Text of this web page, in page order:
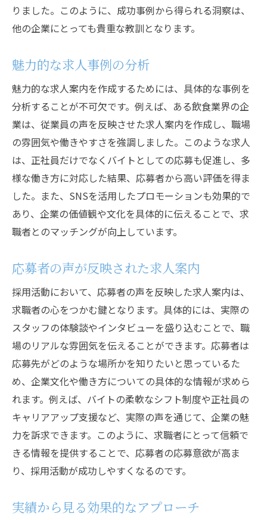
りました。このように、成功事例から得られる洞察は、
他の企業にとっても貴重な教訓となります。
魅力的な求人事例の分析
魅力的な求人案内を作成するためには、具体的な事例を
分析することが不可欠です。例えば、ある飲食業界の企
業は、従業員の声を反映させた求人案内を作成し、職場
の雰囲気や働きやすさを強調しました。このような求人
は、正社員だけでなくバイトとしての応募も促進し、多
様な働き方に対応した結果、応募者から高い評価を得ま
した。また、SNSを活用したプロモーションも効果的で
あり、企業の価値観や文化を具体的に伝えることで、求
職者とのマッチングが向上しています。
応募者の声が反映された求人案内
採用活動において、応募者の声を反映した求人案内は、
求職者の心をつかむ鍵となります。具体的には、実際の
スタッフの体験談やインタビューを盛り込むことで、職
場のリアルな雰囲気を伝えることができます。応募者は
応募先がどのような場所かを知りたいと思っているた
め、企業文化や働き方についての具体的な情報が求めら
れます。例えば、バイトの柔軟なシフト制度や正社員の
キャリアアップ支援など、実際の声を通じて、企業の魅
力を訴求できます。このように、求職者にとって信頼で
きる情報を提供することで、応募者の応募意欲が高ま
り、採用活動が成功しやすくなるのです。
実績から見る効果的なアプローチ